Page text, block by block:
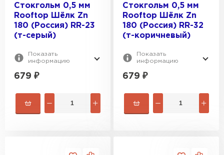
Стокгольм 0,5 мм
Rooftop Шёлк Zn
180 (Россия) RR-23
(т-серый)
Показать
информацию
679 ₽
Стокгольм 0,5 мм
Rooftop Шёлк Zn
180 (Россия) RR-32
(т-коричневый)
Показать
информацию
679 ₽